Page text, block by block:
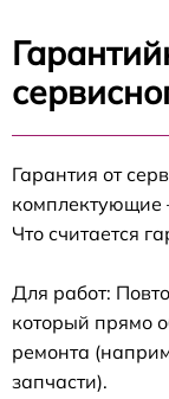
Гарантия от
комплектующие
Что считается
Для работ:
который прямо
ремонта
запчасти).